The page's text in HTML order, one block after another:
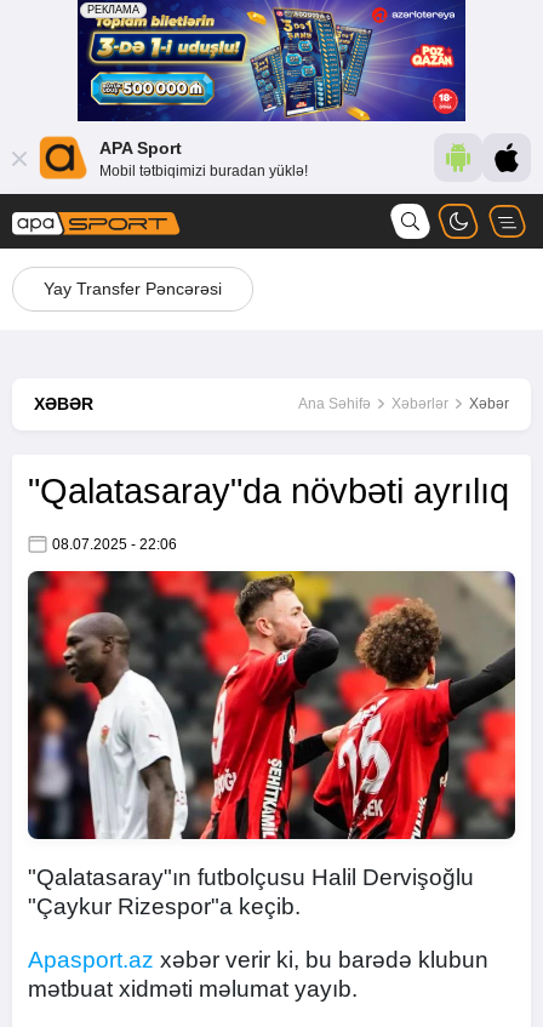
APA Sport
Mobil tətbiqimizi buradan yüklə!
Yay Transfer Pəncərəsi
XƏBƏR Ana Səhifə Xəbərlər Xəbər
"Qalatasaray"da növbəti ayrılıq
08.07.2025 - 22:06
"Qalatasaray"ın futbolçusu Halil Dervişoğlu
"Çaykur Rizespor"a keçib.
Apasport.az xəbər verir ki, bu barədə klubun
mətbuat xidməti məlumat yayıb.